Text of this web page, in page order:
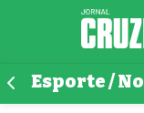
Esporte /